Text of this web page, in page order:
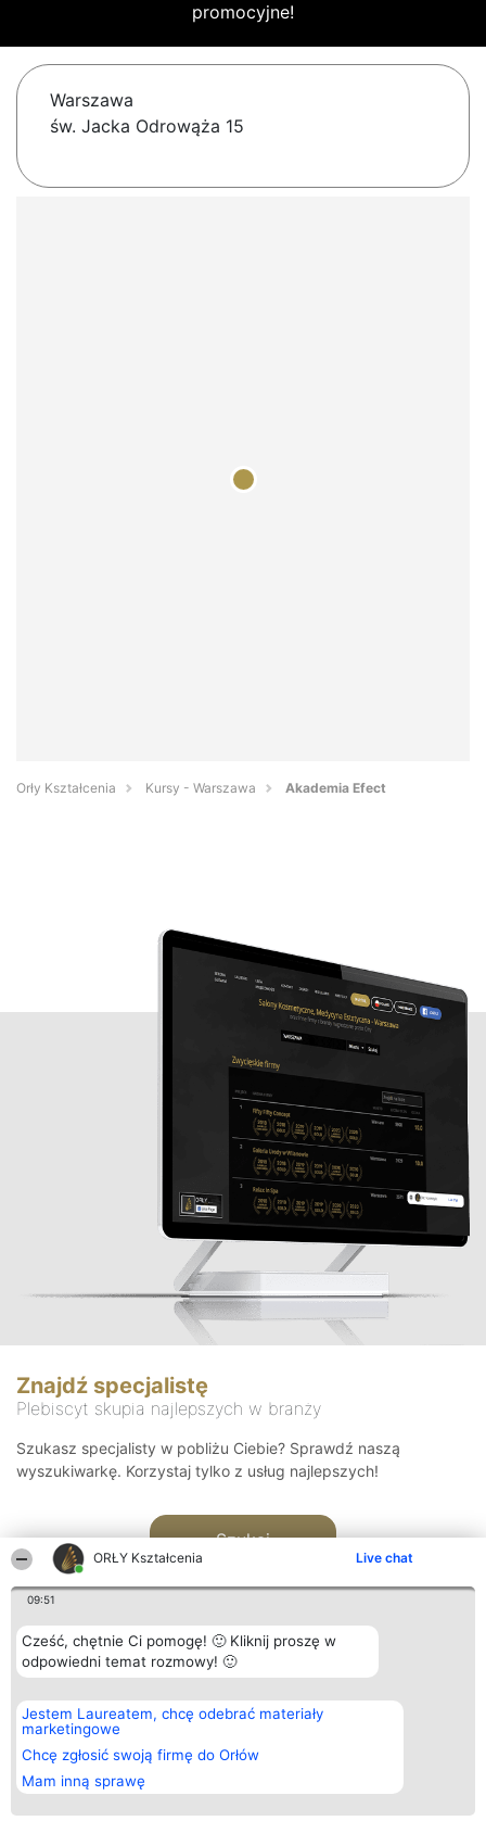
ORŁY Kształcenia Live chat
09:51
Cześć, chętnie Ci pomogę! 🙂 Kliknij proszę w
odpowiedni temat rozmowy! 🙂
Jestem Laureatem, chcę odebrać materiały
marketingowe
Chcę zgłosić swoją firmę do Orłów
Mam inną sprawę
promocyjne!
Warszawa
św. Jacka Odrowąża 15
Orły Kształcenia Kursy - Warszawa Akademia Efect
Znajdź specjalistę
Plebiscyt skupia najlepszych w branży
Szukasz specjalisty w pobliżu Ciebie? Sprawdź naszą
wyszukiwarkę. Korzystaj tylko z usług najlepszych!
Szukaj
Organizator plebiscytu
Bright Side Solutions sp. z o.
o. sp. k.
ul. Ruska 22
Wrocław 50-079
KRS 0000749100 | Regon
381313360 | NIP 8943132676
Plebiscyt
Laureaci
wszystkich
Laureatów
Regulamin
Kontakt
Kontakt